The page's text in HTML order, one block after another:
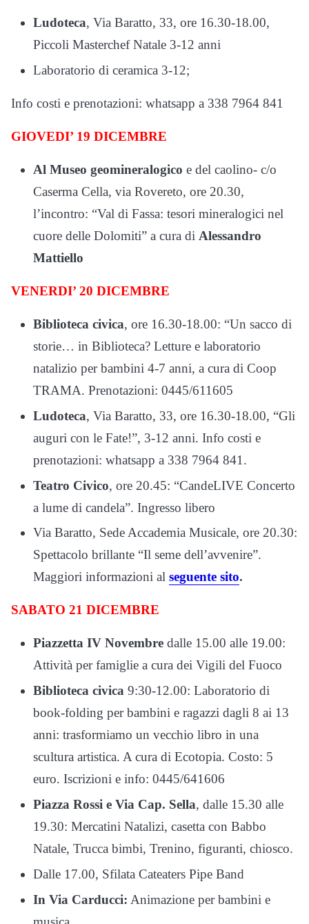
Ludoteca, Via Baratto, 33, ore 16.30-18.00,
Piccoli Masterchef Natale 3-12 anni
Laboratorio di ceramica 3-12;
Info costi e prenotazioni: whatsapp a 338 7964 841
GIOVEDI’ 19 DICEMBRE
Al Museo geomineralogico e del caolino- c/o
Caserma Cella, via Rovereto, ore 20.30,
l’incontro: “Val di Fassa: tesori mineralogici nel
cuore delle Dolomiti” a cura di Alessandro
Mattiello
VENERDI’ 20 DICEMBRE
Biblioteca civica, ore 16.30-18.00: “Un sacco di
storie… in Biblioteca? Letture e laboratorio
natalizio per bambini 4-7 anni, a cura di Coop
TRAMA. Prenotazioni: 0445/611605
Ludoteca, Via Baratto, 33, ore 16.30-18.00, “Gli
auguri con le Fate!”, 3-12 anni. Info costi e
prenotazioni: whatsapp a 338 7964 841.
Teatro Civico, ore 20.45: “CandeLIVE Concerto
a lume di candela”. Ingresso libero
Via Baratto, Sede Accademia Musicale, ore 20.30:
Spettacolo brillante “Il seme dell’avvenire”.
Maggiori informazioni al seguente sito.
SABATO 21 DICEMBRE
Piazzetta IV Novembre dalle 15.00 alle 19.00:
Attività per famiglie a cura dei Vigili del Fuoco
Biblioteca civica 9:30-12.00: Laboratorio di
book-folding per bambini e ragazzi dagli 8 ai 13
anni: trasformiamo un vecchio libro in una
scultura artistica. A cura di Ecotopia. Costo: 5
euro. Iscrizioni e info: 0445/641606
Piazza Rossi e Via Cap. Sella, dalle 15.30 alle
19.30: Mercatini Natalizi, casetta con Babbo
Natale, Trucca bimbi, Trenino, figuranti, chiosco.
Dalle 17.00, Sfilata Cateaters Pipe Band
In Via Carducci: Animazione per bambini e